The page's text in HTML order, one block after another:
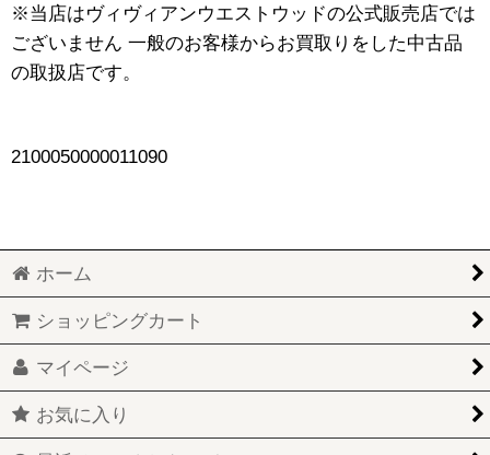
※当店はヴィヴィアンウエストウッドの公式販売店では
ございません 一般のお客様からお買取りをした中古品
の取扱店です。
2100050000011090
ホーム
ショッピングカート
マイページ
お気に入り